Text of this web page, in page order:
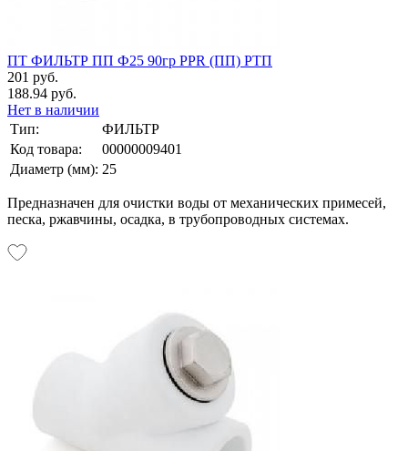
ПТ ФИЛЬТР ПП Ф25 90гр PPR (ПП) РТП
201 руб.
188.94 руб.
Нет в наличии
Тип:
ФИЛЬТР
Код товара:
00000009401
Диаметр (мм): 25
Предназначен для очистки воды от механических примесей,
песка, ржавчины, осадка, в трубопроводных системах.